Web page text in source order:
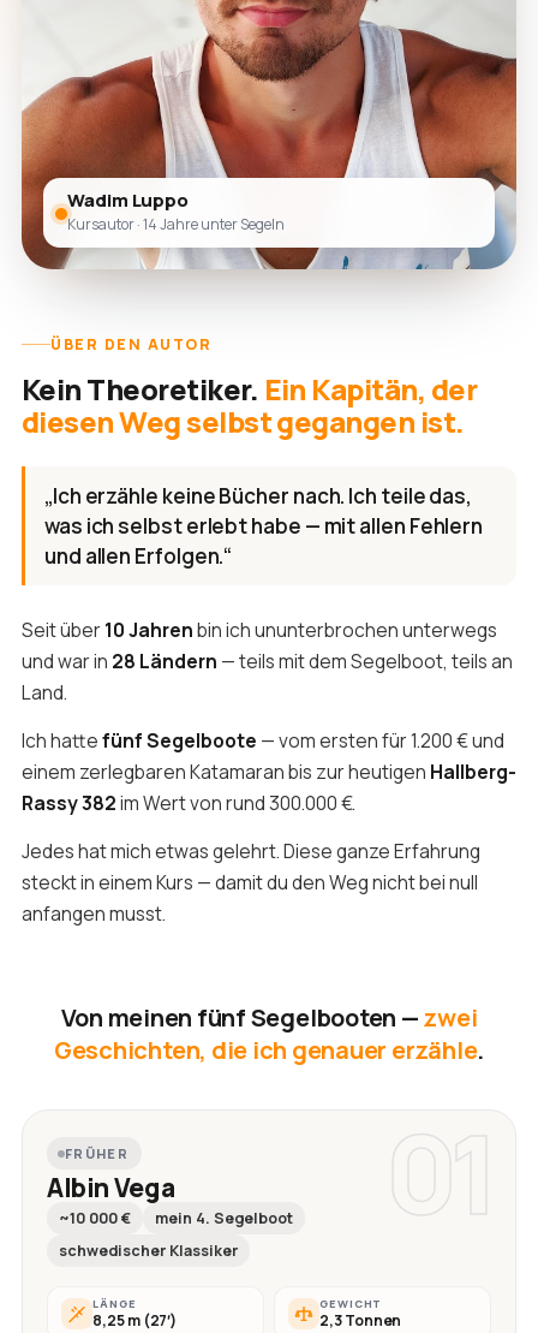
Wadim Luppo
Kursautor · 14 Jahre unter Segeln
ÜBER DEN AUTOR
Kein Theoretiker. Ein Kapitän, der
diesen Weg selbst gegangen ist.
„Ich erzähle keine Bücher nach. Ich teile das,
was ich selbst erlebt habe — mit allen Fehlern
und allen Erfolgen.“
Seit über 10 Jahrenbin ich ununterbrochen unterwegs
und war in 28 Ländern — teils mit dem Segelboot, teils an
Land.
Ich hattefünf Segelboote — vom ersten für 1.200 € und
einem zerlegbaren Katamaran bis zur heutigen Hallberg-
Rassy 382im Wert von rund 300.000 €.
Jedes hat mich etwas gelehrt. Diese ganze Erfahrung
steckt in einem Kurs — damit du den Weg nicht bei null
anfangen musst.
Von meinen fünf Segelbooten —zwei
Geschichten, die ich genauer erzähle.
01
FRÜHER
Albin Vega
~10 000 €
mein 4. Segelboot
schwedischer Klassiker
LÄNGE
8,25 m (27′)
GEWICHT
2,3 Tonnen